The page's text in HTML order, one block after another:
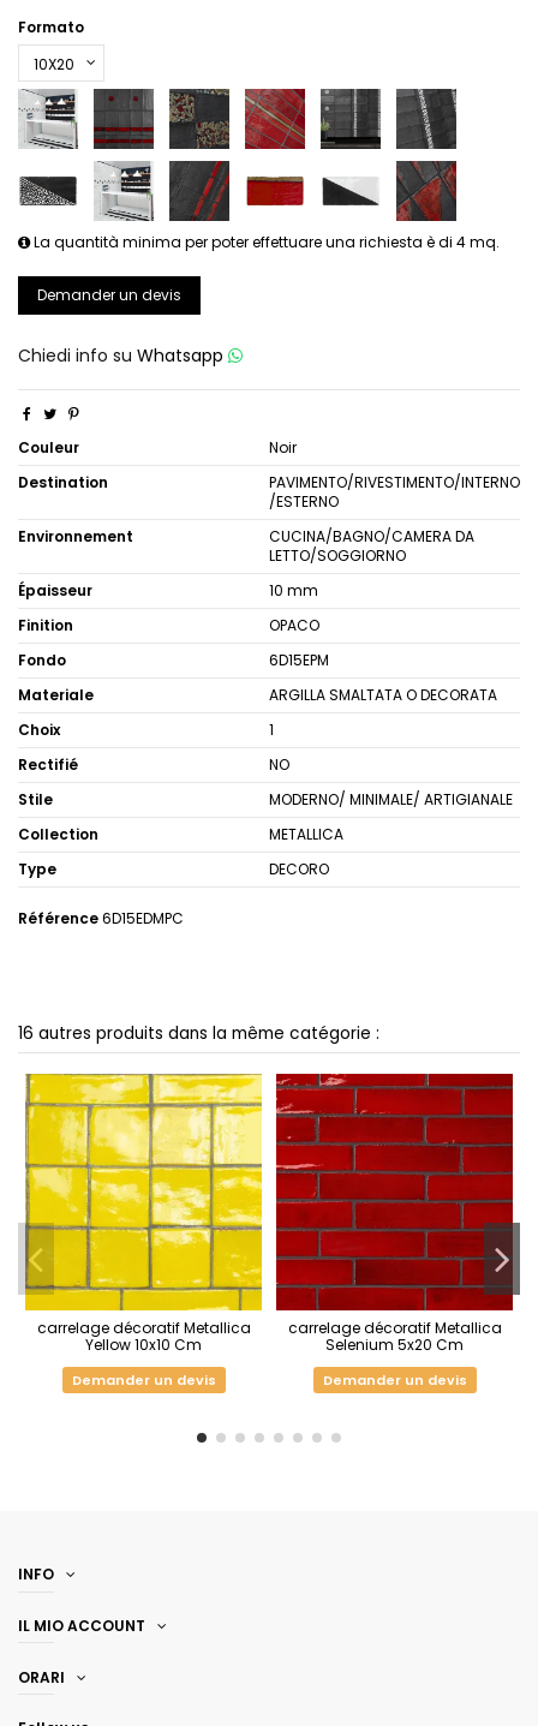
Formato
La quantità minima per poter effettuare una richiesta è di 4 mq.
Demander un devis
Chiedi info su Whatsapp
Couleur
Noir
Destination
PAVIMENTO/RIVESTIMENTO/INTERNO
/ESTERNO
Environnement
CUCINA/BAGNO/CAMERA DA
LETTO/SOGGIORNO
Épaisseur
10 mm
Finition
OPACO
Fondo
6D15EPM
Materiale
ARGILLA SMALTATA O DECORATA
Choix
1
Rectifié
NO
Stile
MODERNO/ MINIMALE/ ARTIGIANALE
Collection
METALLICA
Type
DECORO
Référence6D15EDMPC
16 autres produits dans la même catégorie :
carrelage décoratif Metallica
Yellow 10x10 Cm
Demander un devis
carrelage décoratif Metallica
Selenium 5x20 Cm
Demander un devis
INFO
IL MIO ACCOUNT
ORARI